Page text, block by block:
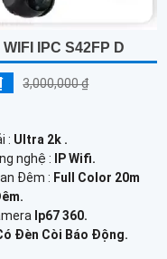
IPC S42FP D
3,000,000 ₫
: Ultra 2k .
nghệ :
IP Wifi.
Đêm : Full Color 20m
Ip67 360.
Đèn Còi Báo Động.